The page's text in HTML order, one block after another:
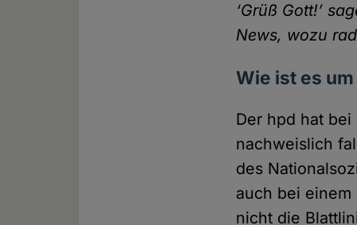
‘Grüß Gott!’
News, wozu
Wie ist es
Der hpd hat
nachweislich
des
auch bei einem
nicht die